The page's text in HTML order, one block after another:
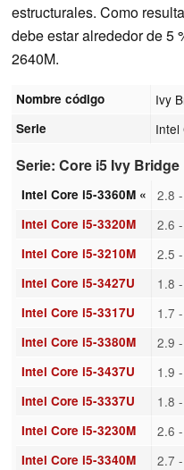
estructurales. Como
debe estar alrededor de 5
2640M.
Nombre código Ivy
Serie Intel
Serie: Core i5 Ivy Bridge
Intel Core i5-3360M « 2.8
Intel Core i5-3320M 2.6
Intel Core i5-3210M 2.5
Intel Core i5-3427U 1.8
Intel Core i5-3317U 1.7
Intel Core i5-3380M 2.9
Intel Core i5-3437U 1.9
Intel Core i5-3337U 1.8
Intel Core i5-3230M 2.6
Intel Core i5-3340M 2.7